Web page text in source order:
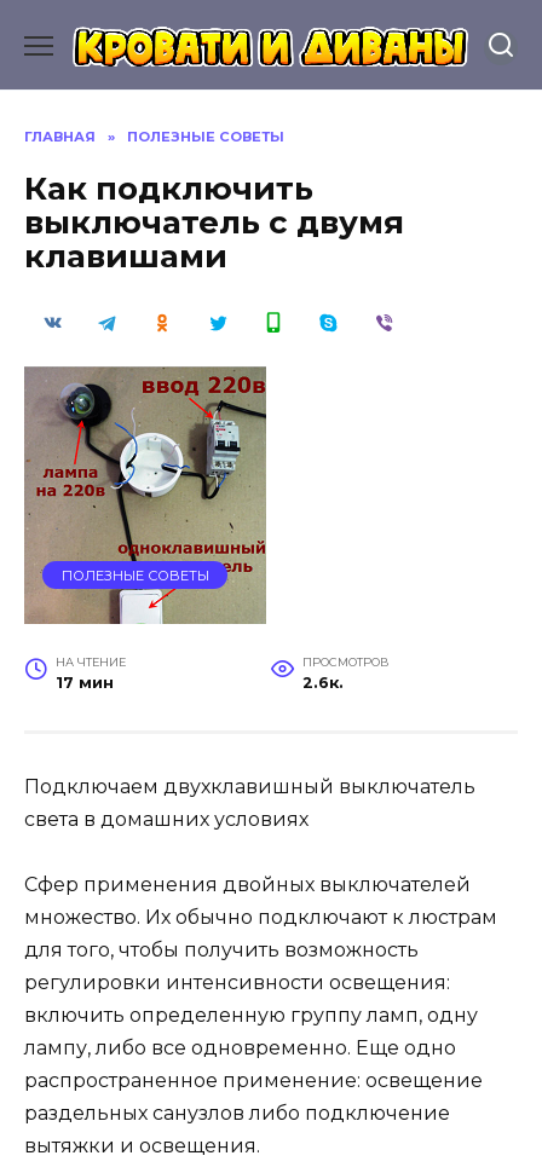
содержанию
ГЛАВНАЯ » ПОЛЕЗНЫЕ СОВЕТЫ
Как подключить
выключатель с двумя
клавишами
ПОЛЕЗНЫЕ СОВЕТЫ
НА ЧТЕНИЕ
17 мин
ПРОСМОТРОВ
2.6к.
Подключаем двухклавишный выключатель
света в домашних условиях
Сфер применения двойных выключателей
множество. Их обычно подключают к люстрам
для того, чтобы получить возможность
регулировки интенсивности освещения:
включить определенную группу ламп, одну
лампу, либо все одновременно. Еще одно
распространенное применение: освещение
раздельных санузлов либо подключение
вытяжки и освещения.